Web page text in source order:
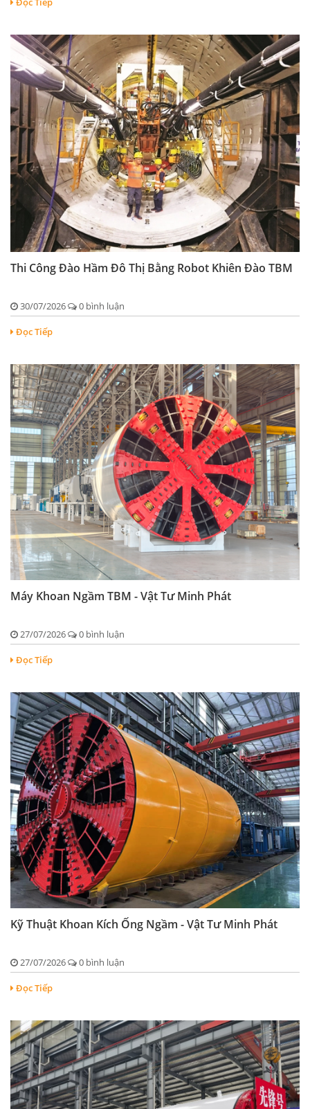
Thi Công Đào Hầm Đô Thị Bằng Robot Khiên Đào TBM
30/07/2026 0 bình luận
Đọc Tiếp
Máy Khoan Ngầm TBM - Vật Tư Minh Phát
27/07/2026 0 bình luận
Đọc Tiếp
Kỹ Thuật Khoan Kích Ống Ngầm - Vật Tư Minh Phát
27/07/2026 0 bình luận
Đọc Tiếp